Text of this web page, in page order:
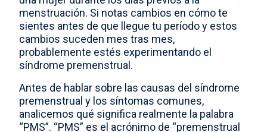
menstruación. Si notas cambios en cómo te
sientes antes de que llegue tu período y estos
cambios suceden mes tras mes,
probablemente estés experimentando el
síndrome premenstrual.
Antes de hablar sobre las causas del síndrome
premenstrual y los síntomas comunes,
analicemos qué significa realmente la palabra
“PMS”. “PMS” es el acrónimo de “premenstrual